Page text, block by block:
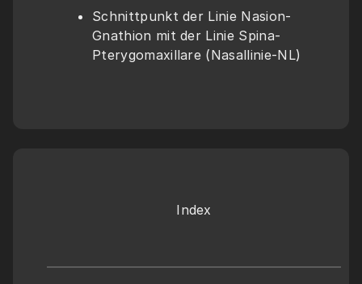
Schnittpunkt der Linie Nasion-
Gnathion mit der Linie Spina-
Pterygomaxillare (Nasallinie-NL)
Index